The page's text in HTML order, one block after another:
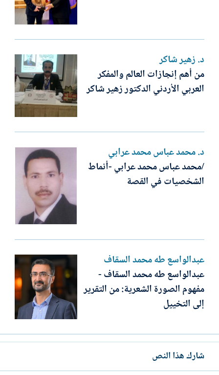
د. زهير شاكر
من أهم إنجازات العالم والمفكر
العربي الأردني الدكتور زهير شاكر
د. محمد عباس محمد عرابي
/محمد عباس محمد عرابي -أنماط
الشخصيات في القصة
عبدالواسع طه محمد السقاف
عبدالواسع طه محمد السقاف -
مفهوم الصورة الشعرية: من التقرير
إلى التخييل
شارك هذا النص